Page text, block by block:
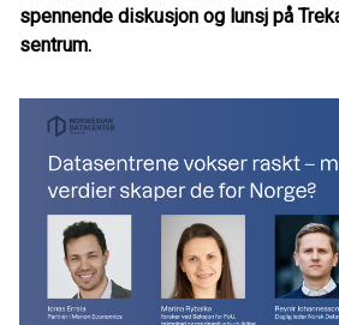
spennende diskusjon og lunsj på
sentrum.